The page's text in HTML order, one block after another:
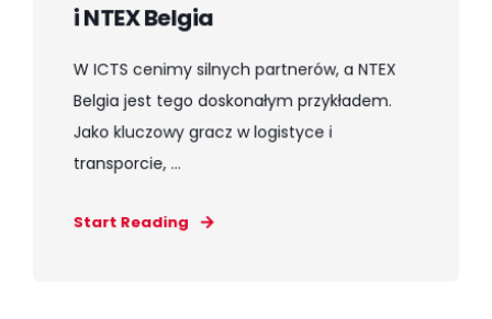
i NTEX Belgia
W ICTS cenimy silnych partnerów, a NTEX
Belgia jest tego doskonałym przykładem.
Jako kluczowy gracz w logistyce i
transporcie, ...
Start Reading